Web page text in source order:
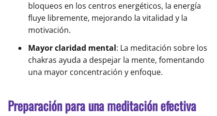
bloqueos en los centros energéticos, la energía
fluye libremente, mejorando la vitalidad y la
motivación.
Mayor claridad mental: La meditación sobre los
chakras ayuda a despejar la mente, fomentando
una mayor concentración y enfoque.
Preparación para una meditación efectiva